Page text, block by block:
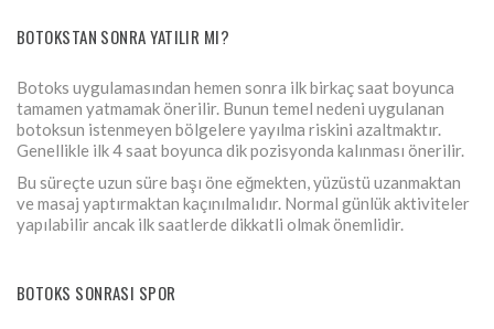
BOTOKSTAN SONRA YATILIR MI?
Botoks uygulamasından hemen sonra ilk birkaç saat boyunca
tamamen yatmamak önerilir. Bunun temel nedeni uygulanan
botoksun istenmeyen bölgelere yayılma riskini azaltmaktır.
Genellikle ilk 4 saat boyunca dik pozisyonda kalınması önerilir.
Bu süreçte uzun süre başı öne eğmekten, yüzüstü uzanmaktan
ve masaj yaptırmaktan kaçınılmalıdır. Normal günlük aktiviteler
yapılabilir ancak ilk saatlerde dikkatli olmak önemlidir.
BOTOKS SONRASI SPOR